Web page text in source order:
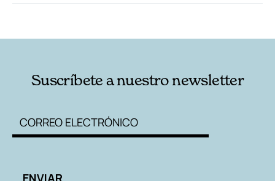
Suscríbete a nuestro newsletter